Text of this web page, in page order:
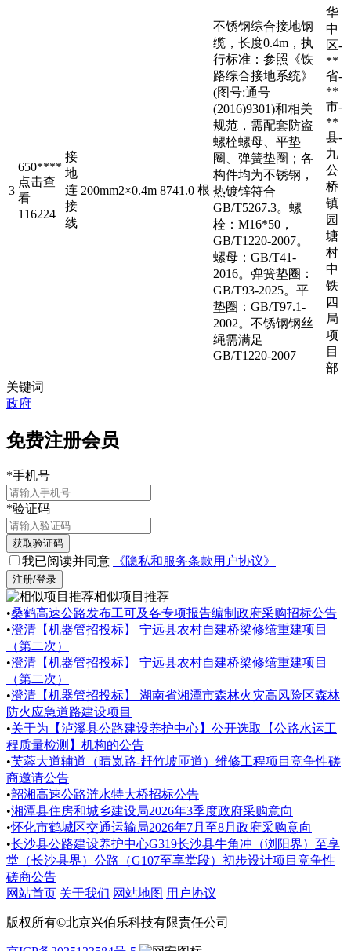
3
650****
点击查
看
116224
接
地
连
接
线
200mm2×0.4m 8741.0 根
不锈钢综合接地钢
缆，长度0.4m，执
行标准：参照《铁
路综合接地系统》
(图号:通号
(2016)9301)和相关
规范，需配套防盗
螺栓螺母、平垫
圈、弹簧垫圈；各
构件均为不锈钢，
热镀锌符合
GB/T5267.3。螺
栓：M16*50，
GB/T1220-2007。
螺母：GB/T41-
2016。弹簧垫圈：
GB/T93-2025。平
垫圈：GB/T97.1-
2002。不锈钢钢丝
绳需满足
GB/T1220-2007
华
中
区-
**
省-
**
市-
**
县-
九
公
桥
镇
园
塘
村
中
铁
四
局
项
目
部
关键词
政府
免费注册会员
*手机号
*验证码
获取验证码
我已阅读并同意 《隐私和服务条款用户协议》
注册/登录
相似项目推荐
•桑鹤高速公路发布工可及各专项报告编制政府采购招标公告
•澄清【机器管招投标】 宁远县农村自建桥梁修缮重建项目
（第二次）
•澄清【机器管招投标】 宁远县农村自建桥梁修缮重建项目
（第二次）
•澄清【机器管招投标】 湖南省湘潭市森林火灾高风险区森林
防火应急道路建设项目
•关于为【泸溪县公路建设养护中心】公开选取【公路水运工
程质量检测】机构的公告
•芙蓉大道辅道（晴岚路-赶竹坡匝道）维修工程项目竞争性磋
商邀请公告
•韶湘高速公路涟水特大桥招标公告
•湘潭县住房和城乡建设局2026年3季度政府采购意向
•怀化市鹤城区交通运输局2026年7月至8月政府采购意向
•长沙县公路建设养护中心G319长沙县牛角冲（浏阳界）至享
堂（长沙县界）公路（G107至享堂段）初步设计项目竞争性
磋商公告
网站首页 关于我们 网站地图 用户协议
版权所有©北京兴伯乐科技有限责任公司